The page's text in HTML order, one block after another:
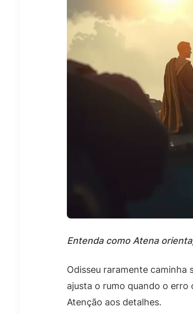
Entenda como Atena
Odisseu raramente caminha
ajusta o rumo quando o
Atenção aos detalhes.